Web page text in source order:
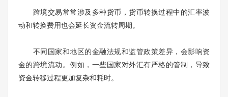
跨境交易常常涉及多种货币，货币转换过程中的汇率波
动和转换费用也会延长资金流转周期。
不同国家和地区的金融法规和监管政策差异，会影响资
金的跨境流动。例如，一些国家对外汇有严格的管制，导致
资金转移过程更加复杂和耗时。